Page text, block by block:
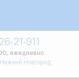
21-911
ежедневно
Нижний Новгород